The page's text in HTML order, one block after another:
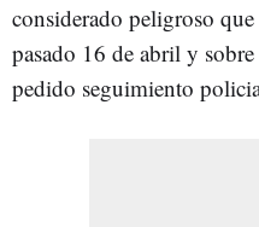
considerado peligroso
pasado 16 de abril y
pedido seguimiento